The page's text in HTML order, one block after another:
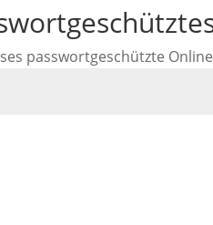
passwortgeschützte